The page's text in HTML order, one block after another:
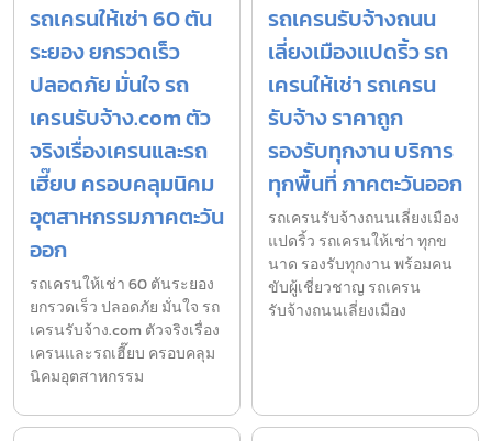
รถเครนให้เช่า 60 ตัน
ระยอง ยกรวดเร็ว
ปลอดภัย มั่นใจ รถ
เครนรับจ้าง.com ตัว
จริงเรื่องเครนและรถ
เฮี๊ยบ ครอบคลุมนิคม
อุตสาหกรรมภาคตะวัน
ออก
รถเครนให้เช่า 60 ตันระยอง
ยกรวดเร็ว ปลอดภัย มั่นใจ รถ
เครนรับจ้าง.com ตัวจริงเรื่อง
เครนและรถเฮี๊ยบ ครอบคลุม
นิคมอุตสาหกรรม
รถเครนรับจ้างถนน
เลี่ยงเมืองแปดริ้ว รถ
เครนให้เช่า รถเครน
รับจ้าง ราคาถูก
รองรับทุกงาน บริการ
ทุกพื้นที่ ภาคตะวันออก
รถเครนรับจ้างถนนเลี่ยงเมือง
แปดริ้ว รถเครนให้เช่า ทุกข
นาด รองรับทุกงาน พร้อมคน
ขับผู้เชี่ยวชาญ รถเครน
รับจ้างถนนเลี่ยงเมือง